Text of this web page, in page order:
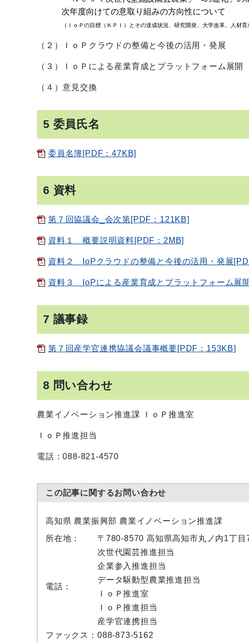
次年度向けての意取り組みの方向性について
（ＩｏＰの目標（ＫＰＩ）とその達成状況、研究開発、大学改革、人材育
（２）ＩｏＰクラウドの整備と今後の活用・発展
（３）ＩｏＰによる産業育成とプラットフォーム
（４）意見交換
5 委員氏名
委員名簿[PDF：47KB]
6 資料
第７回協議会_会次第[PDF：121KB]
資料１ 概要説明資料[PDF：2MB]
資料２ IoPクラウドの整備と今後の活用・発展
資料３ IoPによる産業育成とプラットフォーム展
7 議事録
第７回産学官連携協議会議事概要[PDF：153KB]
8 問い合わせ
農業イノベーション推進課 ＩｏＰ推進室
ＩｏＰ推進担当
電話：088-821-4570
この記事に関するお問い合わせ
高知県 農業振興部 農業イノベーション推進課
所在地：
〒780-8570 高知県高知市丸ノ内1丁目
電話：
次世代園芸推進担当
企業参入推進担当
データ駆動型農業推進担当
ＩｏＰ推進室
ＩｏＰ推進担当
産学官連携担当
ファックス： 088-873-5162